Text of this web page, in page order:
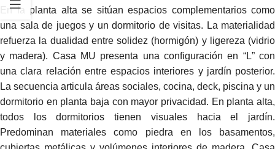
En la planta alta se sitúan espacios complementarios como
una sala de juegos y un dormitorio de visitas. La materialidad
refuerza la dualidad entre solidez (hormigón) y ligereza (vidrio
y madera). Casa MU presenta una configuración en “L” con
una clara relación entre espacios interiores y jardín posterior.
La secuencia articula áreas sociales, cocina, deck, piscina y un
dormitorio en planta baja con mayor privacidad. En planta alta,
todos los dormitorios tienen visuales hacia el jardín.
Predominan materiales como piedra en los basamentos,